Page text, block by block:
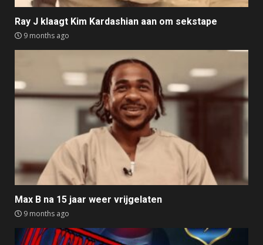
Ray J klaagt Kim Kardashian aan om sekstape
9 months ago
Max B na 15 jaar weer vrijgelaten
9 months ago